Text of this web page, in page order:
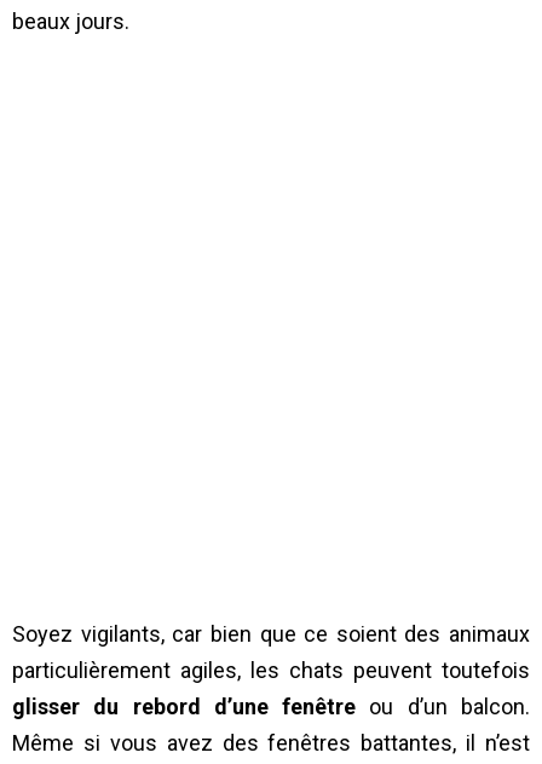
beaux jours.
Soyez vigilants, car bien que ce soient des animaux
particulièrement agiles, les chats peuvent toutefois
glisser du rebord d’une fenêtre ou d’un balcon.
Même si vous avez des fenêtres battantes, il n’est